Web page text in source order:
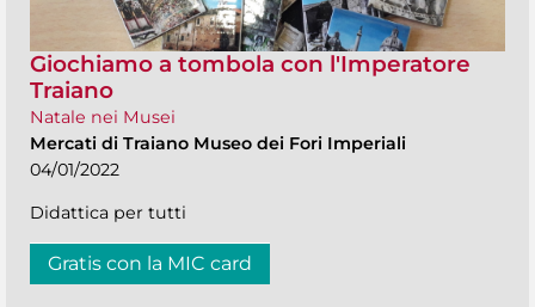
Giochiamo a tombola con l'Imperatore
Traiano
Natale nei Musei
Mercati di Traiano Museo dei Fori Imperiali
04/01/2022
Didattica per tutti
Gratis con la MIC card